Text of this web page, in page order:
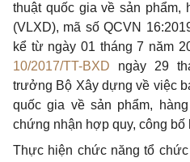
thuật quốc gia về sản phẩm,
(VLXD), mã số QCVN
kể từ ngày 01 tháng 7 năm
10/2017/TT-BXD ngày 29
trưởng Bộ Xây dựng về việc
quốc gia về sản phẩm,
chứng nhận hợp quy, công bố
Thực hiện chức năng tổ